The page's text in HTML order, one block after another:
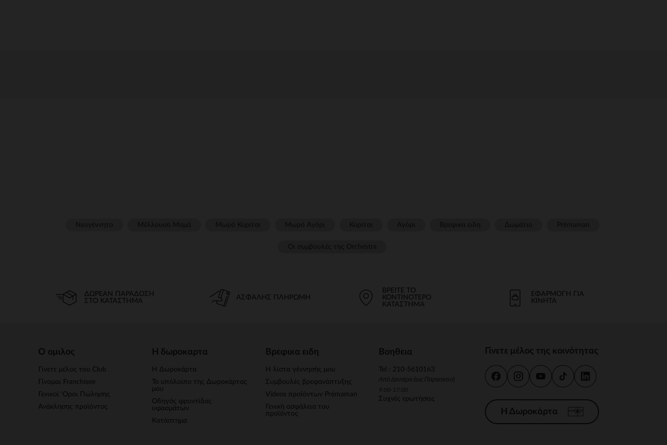
ΔΩΡΕΆΝ ΠΑΡΆΔΟΣΗ
ΣΤΟ ΚΑΤΆΣΤΗΜΑ
ΑΣΦΑΛΉΣ ΠΛΗΡΩΜΉ
ΒΡΕΊΤΕ ΤΟ
ΚΟΝΤΙΝΌΤΕΡΟ
ΚΑΤΆΣΤΗΜΑ
ΕΦΑΡΜΟΓΉ ΓΙΑ
ΚΙΝΗΤΆ
Ο ομιλος
Γίνετε μέλος του Club
Γίνομαι Franchisee
Γενικοί 'Οροι Πώλησης
Ανάκλησης προϊόντος
Η δωροκαρτα
Η Δωροκάρτα
Το υπόλοιπο της Δωροκάρτας
μου
Οδηγός φροντίδας
υφασμάτων
Κατάστημα
Βρεφικα ειδη
Η λίστα γέννησής μου
Συμβουλές βρεφανάπτυξης
Videos προϊόντων Prémaman
Γενική ασφάλεια του
προϊόντος
Βοηθεια
Tel : 210-5610163
Από Δευτέρα έως Παρασκευή
9.00-17.00
Συχνές ερωτήσεις
Γίνετε μέλος της κοινότητας
Η Δωροκάρτα